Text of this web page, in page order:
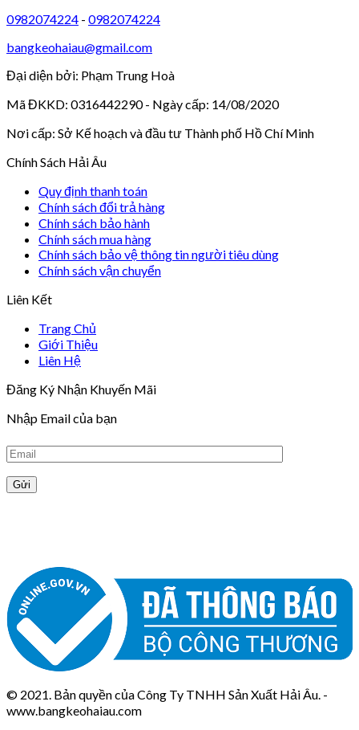
0982074224 - 0982074224
bangkeohaiau@gmail.com
Đại diện bởi: Phạm Trung Hoà
Mã ĐKKD: 0316442290 - Ngày cấp: 14/08/2020
Nơi cấp: Sở Kế hoạch và đầu tư Thành phố Hồ Chí Minh
Chính Sách Hải Âu
Quy định thanh toán
Chính sách đổi trả hàng
Chính sách bảo hành
Chính sách mua hàng
Chính sách bảo vệ thông tin người tiêu dùng
Chính sách vận chuyển
Liên Kết
Trang Chủ
Giới Thiệu
Liên Hệ
Đăng Ký Nhận Khuyến Mãi
Nhập Email của bạn
© 2021. Bản quyền của Công Ty TNHH Sản Xuất Hải Âu. -
www.bangkeohaiau.com